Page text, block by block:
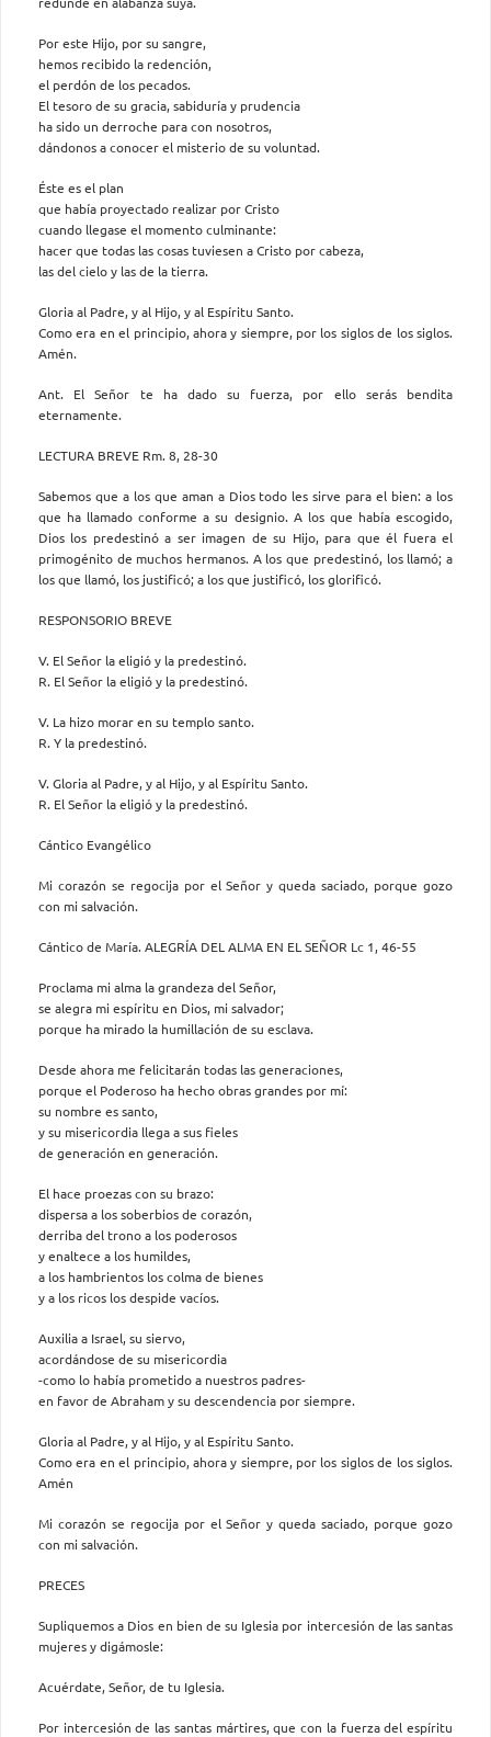
Por este Hijo, por su sangre,
hemos recibido la redención,
el perdón de los pecados.
El tesoro de su gracia, sabiduría y prudencia
ha sido un derroche para con nosotros,
dándonos a conocer el misterio de su voluntad.
Éste es el plan
que había proyectado realizar por Cristo
cuando llegase el momento culminante:
hacer que todas las cosas tuviesen a Cristo por cabeza,
las del cielo y las de la tierra.
Gloria al Padre, y al Hijo, y al Espíritu Santo.
Como era en el principio, ahora y siempre, por los siglos de los siglos.
Amén.
Ant. El Señor te ha dado su fuerza, por ello serás bendita
eternamente.
LECTURA BREVE Rm. 8, 28-30
Sabemos que a los que aman a Dios todo les sirve para el bien: a los
que ha llamado conforme a su designio. A los que había escogido,
Dios los predestinó a ser imagen de su Hijo, para que él fuera el
primogénito de muchos hermanos. A los que predestinó, los llamó; a
los que llamó, los justificó; a los que justificó, los glorificó.
RESPONSORIO BREVE
V. El Señor la eligió y la predestinó.
R. El Señor la eligió y la predestinó.
V. La hizo morar en su templo santo.
R. Y la predestinó.
V. Gloria al Padre, y al Hijo, y al Espíritu Santo.
R. El Señor la eligió y la predestinó.
Cántico Evangélico
Mi corazón se regocija por el Señor y queda saciado, porque gozo
con mi salvación.
Cántico de María. ALEGRÍA DEL ALMA EN EL SEÑOR Lc 1, 46-55
Proclama mi alma la grandeza del Señor,
se alegra mi espíritu en Dios, mi salvador;
porque ha mirado la humillación de su esclava.
Desde ahora me felicitarán todas las generaciones,
porque el Poderoso ha hecho obras grandes por mí:
su nombre es santo,
y su misericordia llega a sus fieles
de generación en generación.
El hace proezas con su brazo:
dispersa a los soberbios de corazón,
derriba del trono a los poderosos
y enaltece a los humildes,
a los hambrientos los colma de bienes
y a los ricos los despide vacíos.
Auxilia a Israel, su siervo,
acordándose de su misericordia
-como lo había prometido a nuestros padres-
en favor de Abraham y su descendencia por siempre.
Gloria al Padre, y al Hijo, y al Espíritu Santo.
Como era en el principio, ahora y siempre, por los siglos de los siglos.
Amén
Mi corazón se regocija por el Señor y queda saciado, porque gozo
con mi salvación.
PRECES
Supliquemos a Dios en bien de su Iglesia por intercesión de las santas
mujeres y digámosle:
Acuérdate, Señor, de tu Iglesia.
Por intercesión de las santas mártires, que con la fuerza del espíritu